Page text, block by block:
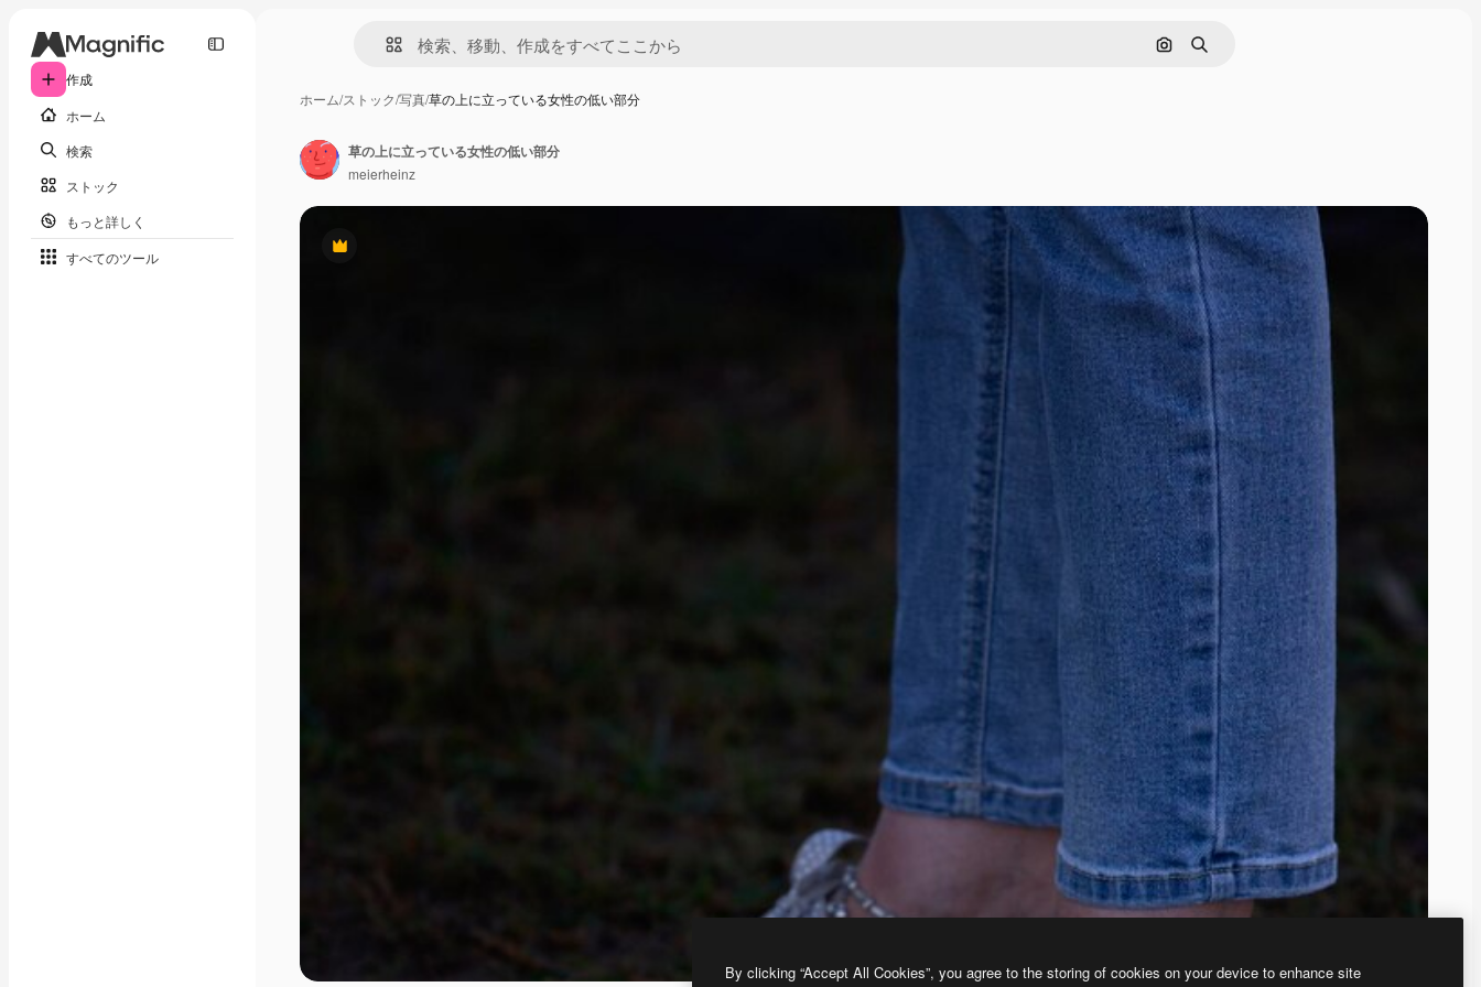
作成
ホーム
検索
ストック
もっと詳しく
すべてのツール
画像で検索
検索
ホーム/ストック/写真/草の上に立っている女性の低い部分
Premium
草の上に立っている女性の低い部分
meierheinz
By clicking “Accept All Cookies”, you agree to the storing of cookies on your device to enhance site